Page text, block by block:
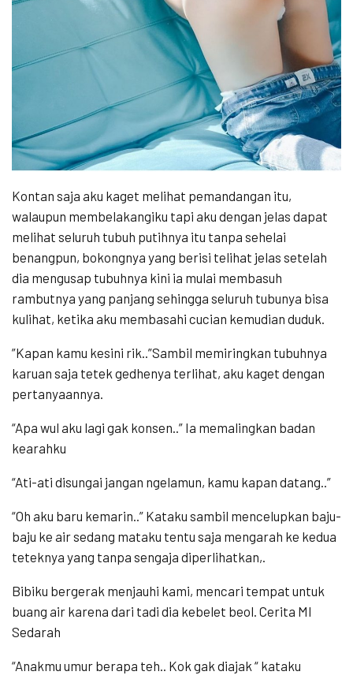
Kontan saja aku kaget melihat pemandangan itu,
walaupun membelakangiku tapi aku dengan jelas dapat
melihat seluruh tubuh putihnya itu tanpa sehelai
benangpun, bokongnya yang berisi telihat jelas setelah
dia mengusap tubuhnya kini ia mulai membasuh
rambutnya yang panjang sehingga seluruh tubunya bisa
kulihat, ketika aku membasahi cucian kemudian duduk.
”Kapan kamu kesini rik..”Sambil memiringkan tubuhnya
karuan saja tetek gedhenya terlihat, aku kaget dengan
pertanyaannya.
“Apa wul aku lagi gak konsen..” Ia memalingkan badan
kearahku
“Ati-ati disungai jangan ngelamun, kamu kapan datang..”
“Oh aku baru kemarin..” Kataku sambil mencelupkan baju-
baju ke air sedang mataku tentu saja mengarah ke kedua
teteknya yang tanpa sengaja diperlihatkan,.
Bibiku bergerak menjauhi kami, mencari tempat untuk
buang air karena dari tadi dia kebelet beol. Cerita Ml
Sedarah
“Anakmu umur berapa teh.. Kok gak diajak “ kataku